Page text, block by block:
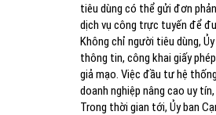
tiêu dùng có thể gửi đơn
dịch vụ công trực tuyến để
Không chỉ người tiêu dùng,
thông tin, công khai giấy
giả mạo. Việc đầu tư hệ
doanh nghiệp nâng cao uy
Trong thời gian tới, Ủy ban